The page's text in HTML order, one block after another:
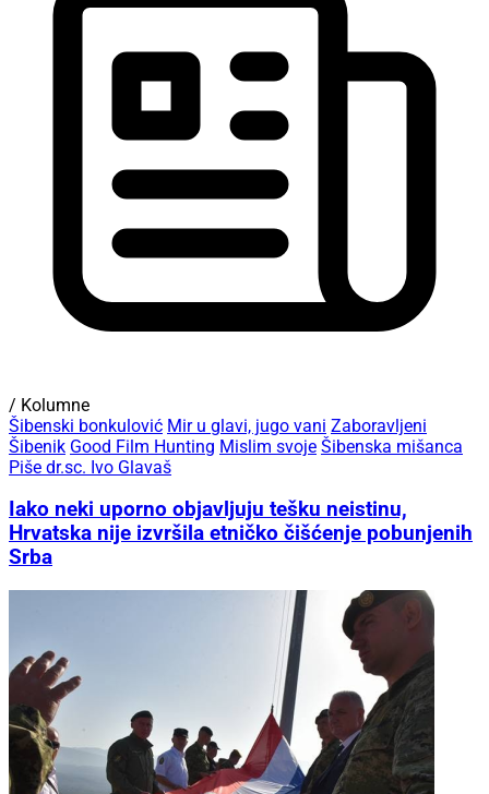
/ Kolumne
Šibenski bonkulović Mir u glavi, jugo vani Zaboravljeni
Šibenik Good Film Hunting Mislim svoje Šibenska mišanca
Piše dr.sc. Ivo Glavaš
Iako neki uporno objavljuju tešku neistinu,
Hrvatska nije izvršila etničko čišćenje pobunjenih
Srba